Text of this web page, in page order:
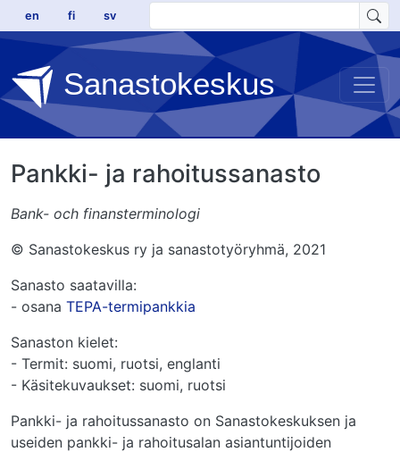
Hyppää pääsisältöön
en fi sv
Sanastokeskus
Pankki- ja rahoitussanasto
Bank- och finansterminologi
© Sanastokeskus ry ja sanastotyöryhmä, 2021
Sanasto saatavilla:
- osana TEPA-termipankkia
Sanaston kielet:
- Termit: suomi, ruotsi, englanti
- Käsitekuvaukset: suomi, ruotsi
Pankki- ja rahoitussanasto on Sanastokeskuksen ja
useiden pankki- ja rahoitusalan asiantuntijoiden